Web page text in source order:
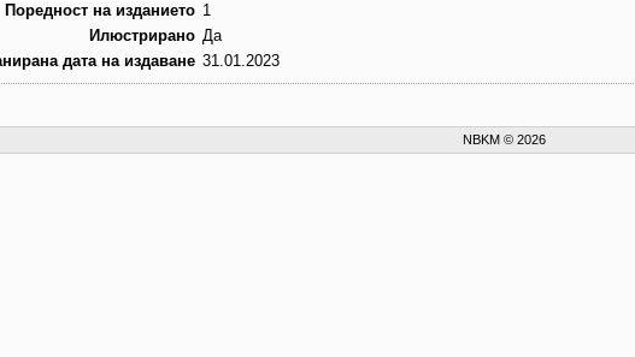
Поредност на изданието 1
Илюстрирано Да
дата на издаване 31.01.2023
NBKM © 2026